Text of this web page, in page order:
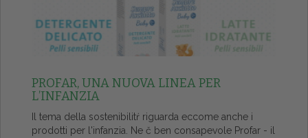
PROFAR, UNA NUOVA LINEA PER
L’INFANZIA
Il tema della sostenibilitŕ riguarda eccome anche i
prodotti per l'infanzia. Ne č ben consapevole Profar - il